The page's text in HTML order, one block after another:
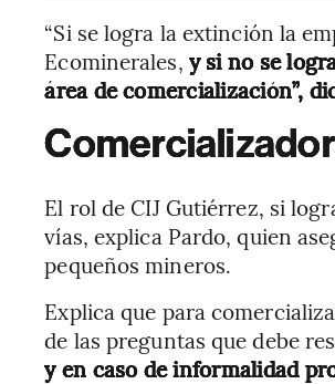
“Si se logra la extinción la
Ecominerales, y si no se
área de comercialización”,
El rol de CIJ Gutiérrez, si
vías, explica Pardo, quien
pequeños mineros.
Explica que para
de las preguntas que debe
y en caso de informalidad